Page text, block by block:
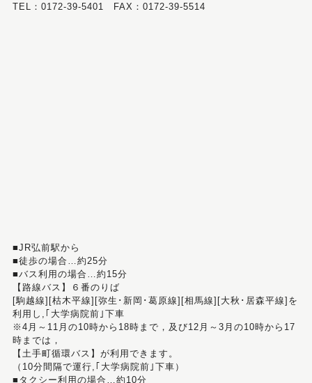
TEL：0172-39-5401 FAX：0172-39-5514
■JR弘前駅から
■徒歩の場合…約25分
■バス利用の場合…約15分
【路線バス】６番のりば
[駒越線][枯木平線][弥生･新岡･葛原線][相馬線][大秋･居森平線]を
利用し,｢大学病院前｣下車
※4月～11月の10時から18時まで，及び12月～3月の10時から17
時までは，
【土手町循環バス】が利用できます。
（10分間隔で運行,｢大学病院前｣下車）
■タクシー利用の場合…約10分